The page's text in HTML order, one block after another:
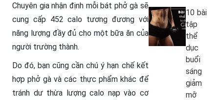
Chuyên gia nhận định mỗi bát phở gà sẽ
cung cấp 452 calo tương đương với
năng lượng đầy đủ cho một bữa ăn của
người trường thành.
Do đó, bạn cũng cần chú ý hạn chế kết
hợp phở gà và các thực phẩm khác để
tránh dư thừa lượng calo nạp vào cơ
10 bài
tập
thể
dục
buổi
sáng
giảm
mỡ